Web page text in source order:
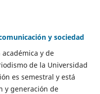
y sociedad
y de
de la Universidad
es semestral y está
y generación de